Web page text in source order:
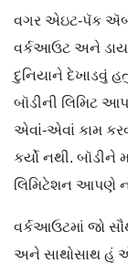
વગર એઇટ-પૅક ઍબ્સ
વર્કઆઉટ અને
દુનિયાને દેખાડવું
બૉડીની
એવાં-એવાં કામ
કર્યો નથી.
લિમિટેશન આપણે
વર્કઆઉટમાં જો
અને સાથોસાથ હું